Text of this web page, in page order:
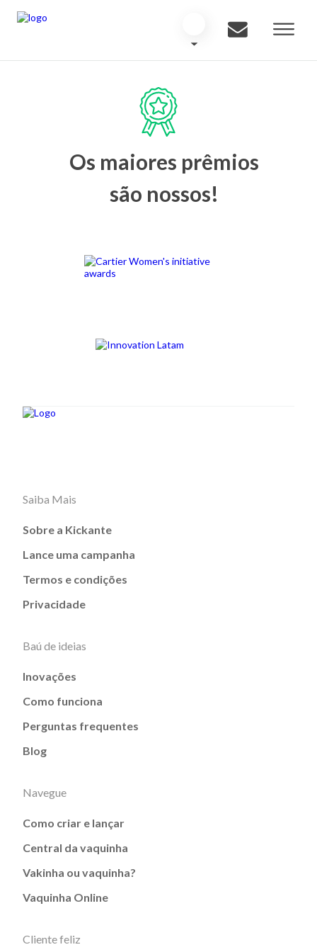
Os maiores prêmios
são nossos!
Saiba Mais
Sobre a Kickante
Lance uma campanha
Termos e condições
Privacidade
Baú de ideias
Inovações
Como funciona
Perguntas frequentes
Blog
Navegue
Como criar e lançar
Central da vaquinha
Vakinha ou vaquinha?
Vaquinha Online
Cliente feliz